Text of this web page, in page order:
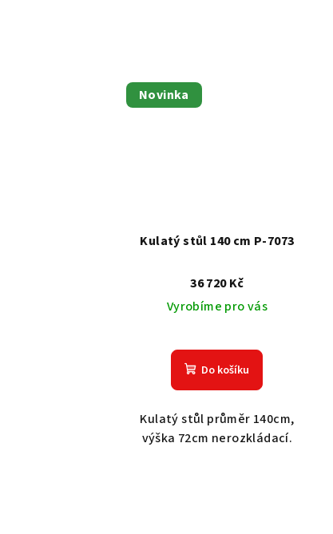
Novinka
Kulatý stůl 140 cm P-7073
36 720 Kč
Vyrobíme pro vás
Do košíku
Kulatý stůl průměr 140cm,
výška 72cm nerozkládací.